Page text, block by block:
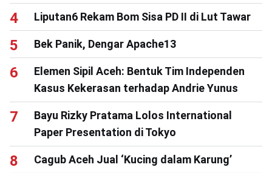
Liputan6 Rekam Bom Sisa PD II di Lut Tawar
Bek Panik, Dengar Apache13
Elemen Sipil Aceh: Bentuk Tim Independen
Kasus Kekerasan terhadap Andrie Yunus
Bayu Rizky Pratama Lolos International
Paper Presentation di Tokyo
Cagub Aceh Jual ‘Kucing dalam Karung’